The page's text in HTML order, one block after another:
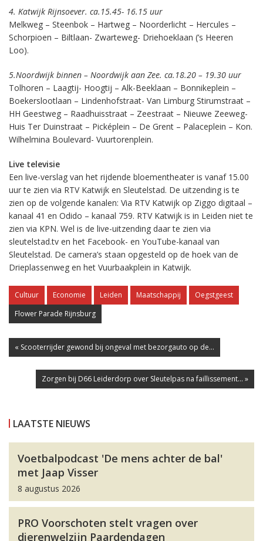
4. Katwijk Rijnsoever. ca.15.45- 16.15 uur
Melkweg – Steenbok – Hartweg – Noorderlicht – Hercules –
Schorpioen – Biltlaan- Zwarteweg- Driehoeklaan (’s Heeren
Loo).
5.Noordwijk binnen – Noordwijk aan Zee. ca.18.20 – 19.30 uur
Tolhoren – Laagtij- Hoogtij – Alk-Beeklaan – Bonnikeplein –
Boekerslootlaan – Lindenhofstraat- Van Limburg Stirumstraat –
HH Geestweg – Raadhuisstraat – Zeestraat – Nieuwe Zeeweg-
Huis Ter Duinstraat – Picképlein – De Grent – Palaceplein – Kon.
Wilhelmina Boulevard- Vuurtorenplein.
Live televisie
Een live-verslag van het rijdende bloementheater is vanaf 15.00
uur te zien via RTV Katwijk en Sleutelstad. De uitzending is te
zien op de volgende kanalen: Via RTV Katwijk op Ziggo digitaal –
kanaal 41 en Odido – kanaal 759. RTV Katwijk is in Leiden niet te
zien via KPN. Wel is de live-uitzending daar te zien via
sleutelstad.tv en het Facebook- en YouTube-kanaal van
Sleutelstad. De camera’s staan opgesteld op de hoek van de
Drieplassenweg en het Vuurbaakplein in Katwijk.
Cultuur Economie Leiden Maatschappij
Oegstgeest
Flower Parade Rijnsburg
« Scooterrijder gewond bij ongeval met bezorgauto op de...
Zorgen bij D66 Leiderdorp over Sleutelpas na faillissement... »
LAATSTE NIEUWS
Voetbalpodcast 'De mens achter de bal'
met Jaap Visser
8 augustus 2026
PRO Voorschoten stelt vragen over
dierenwelzijn Paardendagen